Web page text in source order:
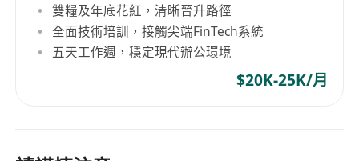
雙糧及年底花紅，清晰晉升路徑
全面技術培訓，接觸尖端FinTech系統
五天工作週，穩定現代辦公環境
$20K-25K/月